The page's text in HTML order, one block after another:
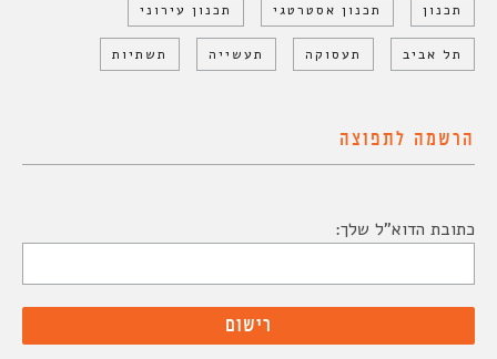
תכנון תכנון אסטרטגי תכנון עירוני
תל אביב תעסוקה תעשייה תשתיות
הרשמה לתפוצה
כתובת הדוא"ל שלך: